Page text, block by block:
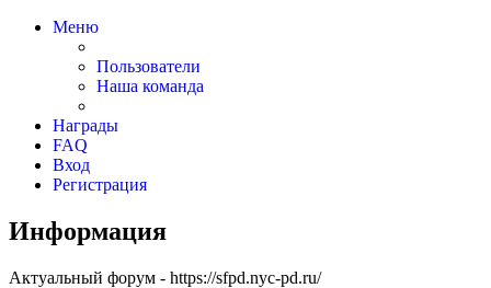
Меню
Пользователи
Наша команда
Награды
FAQ
Вход
Регистрация
Информация
Актуальный форум - https://sfpd.nyc-pd.ru/